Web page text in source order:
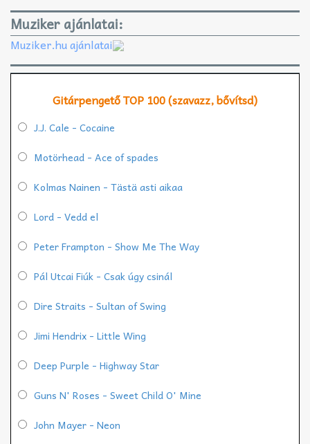
Muziker ajánlatai:
Muziker.hu ajánlatai
Gitárpengető TOP 100 (szavazz, bővítsd)
J.J. Cale - Cocaine
Motörhead - Ace of spades
Kolmas Nainen - Tästä asti aikaa
Lord - Vedd el
Peter Frampton - Show Me The Way
Pál Utcai Fiúk - Csak úgy csinál
Dire Straits - Sultan of Swing
Jimi Hendrix - Little Wing
Deep Purple - Highway Star
Guns N' Roses - Sweet Child O' Mine
John Mayer - Neon